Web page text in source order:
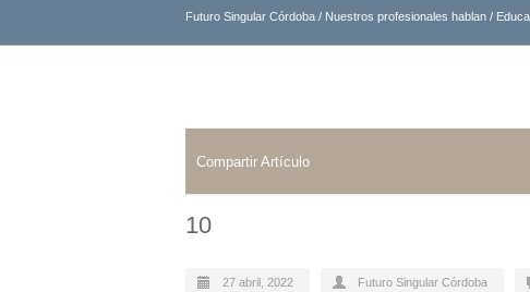
Futuro Singular Córdoba / Nuestros profesionales hablan /
Compartir Artículo
10
27 abril, 2022 Futuro Singular Córdoba